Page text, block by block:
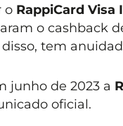
o RappiCard Visa
o cashback
disso, tem
junho de 2023 a
oficial.